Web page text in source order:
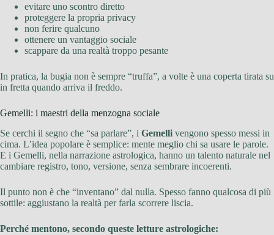
evitare uno scontro diretto
proteggere la propria privacy
non ferire qualcuno
ottenere un vantaggio sociale
scappare da una realtà troppo pesante
In pratica, la bugia non è sempre “truffa”, a volte è una coperta tirata su
in fretta quando arriva il freddo.
Gemelli: i maestri della menzogna sociale
Se cerchi il segno che “sa parlare”, i Gemelli vengono spesso messi in
cima. L’idea popolare è semplice: mente meglio chi sa usare le parole.
E i Gemelli, nella narrazione astrologica, hanno un talento naturale nel
cambiare registro, tono, versione, senza sembrare incoerenti.
Il punto non è che “inventano” dal nulla. Spesso fanno qualcosa di più
sottile: aggiustano la realtà per farla scorrere liscia.
Perché mentono, secondo queste letture astrologiche: